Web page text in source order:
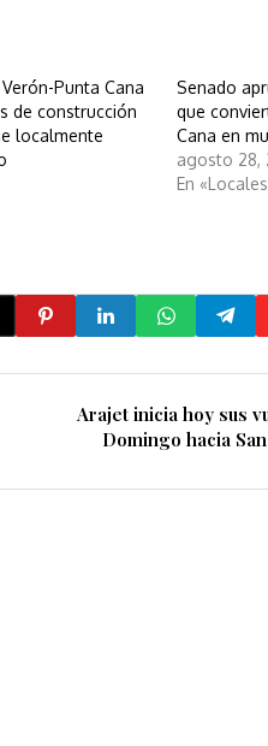
Punta Cana
de construcción
localmente
Senado
que
Cana en
agosto 28,
En
Arajet inicia hoy sus
Domingo hacia